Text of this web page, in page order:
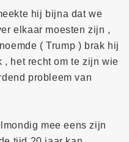
hij bijna dat we
elkaar moesten zijn ,
( Trump ) brak hij
het recht om te zijn wie
probleem van
mee eens zijn